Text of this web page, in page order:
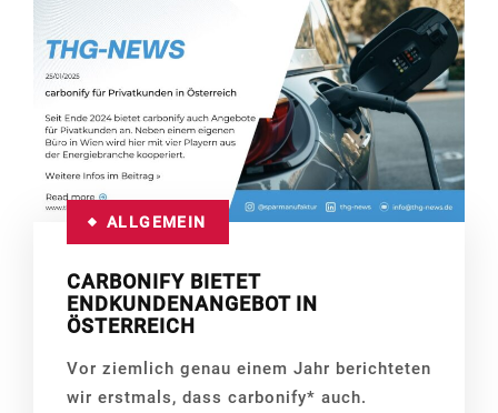
ALLGEMEIN
CARBONIFY BIETET
ENDKUNDENANGEBOT IN
ÖSTERREICH
Vor ziemlich genau einem Jahr berichteten
wir erstmals, dass carbonify* auch.